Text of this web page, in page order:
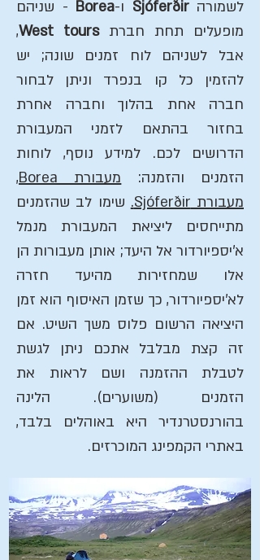
לשמורהSjóferðir ו-Borea - שניהם
מופעלים תחת חברתWest tours
,
אבל לשניהם לוח זמנים שונה; יש
להזמין כל קו בנפרד וניתן לבחור
חברה אחת בהלוך וחברה אחרת
בחזור בהתאם לזמני המעבורת
הדרושים לכם. למידע נוסף, לוחות
הזמנים והזמנה: מעבורת Borea
,
מעבורת Sjóferðir.
שימו לב שהזמנים
מתייחסים ליציאת המעבורת מנמל
א'יספיורדור אל היעד; אותן מעבורות הן
אלו שמחזירות מהיעד חזרה
לא'יספיורדור, כך שזמן האיסוף הוא זמן
היציאה הרשום פלוס משך השיט. אם
זה קצת מבלבל אתכם ניתן לגשת
לטבלת ההזמנה ושם לראות את
הזמנים (משוערים). הלינה
בהורנסטרנדיר היא באוהלים בלבד,
באתרי הקמפינג המוכרזים.